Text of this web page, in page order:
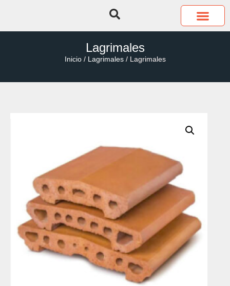
Lagrimales
Inicio/ Lagrimales/ Lagrimales